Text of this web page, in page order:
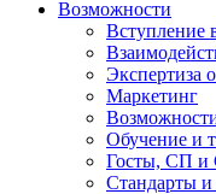
Возможности
Вступление
Экспертиза
Маркетинг
Обучение и
Госты, СП
Стандарты